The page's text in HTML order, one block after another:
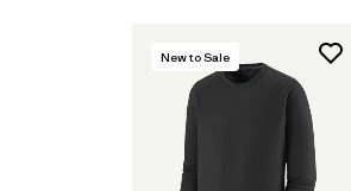
New to Sale